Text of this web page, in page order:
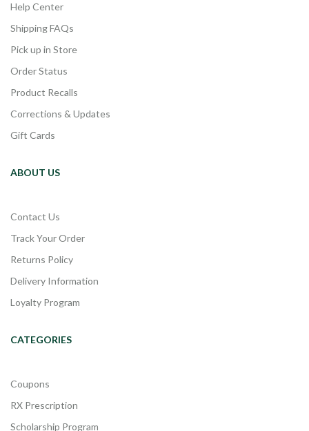
Help Center
Shipping FAQs
Pick up in Store
Order Status
Product Recalls
Corrections & Updates
Gift Cards
ABOUT US
Contact Us
Track Your Order
Returns Policy
Delivery Information
Loyalty Program
CATEGORIES
Coupons
RX Prescription
Scholarship Program